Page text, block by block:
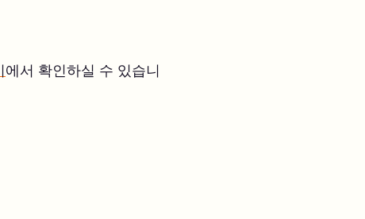
에서 확인하실 수 있습니